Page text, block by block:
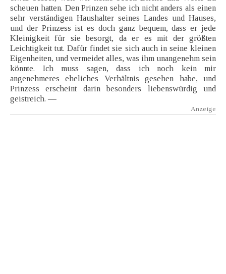
scheuen hatten. Den Prinzen sehe ich nicht anders als einen
sehr verständigen Haushalter seines Landes und Hauses,
und der Prinzess ist es doch ganz bequem, dass er jede
Kleinigkeit für sie besorgt, da er es mit der größten
Leichtigkeit tut. Dafür findet sie sich auch in seine kleinen
Eigenheiten, und vermeidet alles, was ihm unangenehm sein
könnte. Ich muss sagen, dass ich noch kein mir
angenehmeres eheliches Verhältnis gesehen habe, und
Prinzess erscheint darin besonders liebenswürdig und
geistreich. —